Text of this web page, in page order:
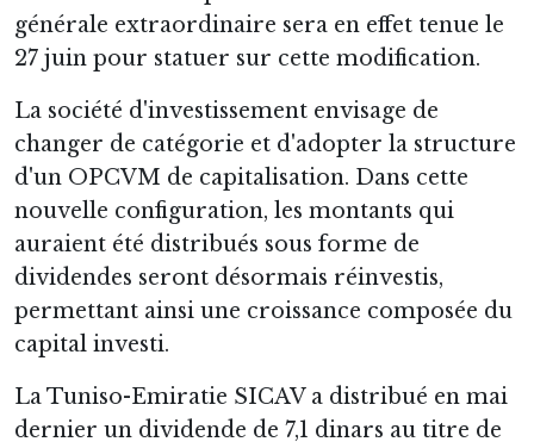
générale extraordinaire sera en effet tenue le
27 juin pour statuer sur cette modification.
La société d'investissement envisage de
changer de catégorie et d'adopter la structure
d'un OPCVM de capitalisation. Dans cette
nouvelle configuration, les montants qui
auraient été distribués sous forme de
dividendes seront désormais réinvestis,
permettant ainsi une croissance composée du
capital investi.
La Tuniso-Emiratie SICAV a distribué en mai
dernier un dividende de 7,1 dinars au titre de